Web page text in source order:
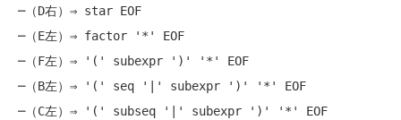
─（D右）⇒ star EOF
─（E左）⇒ factor '*' EOF
─（F左）⇒ '(' subexpr ')' '*' EOF
─（B左）⇒ '(' seq '|' subexpr ')' '*' EOF
─（C左）⇒ '(' subseq '|' subexpr ')' '*' EOF